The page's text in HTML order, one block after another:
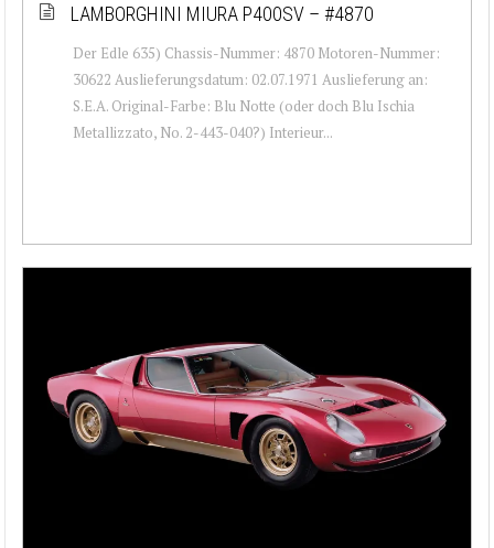
LAMBORGHINI MIURA P400SV – #4870
Der Edle 635) Chassis-Nummer: 4870 Motoren-Nummer:
30622 Auslieferungsdatum: 02.07.1971 Auslieferung an:
S.E.A. Original-Farbe: Blu Notte (oder doch Blu Ischia
Metallizzato, No. 2-443-040?) Interieur...